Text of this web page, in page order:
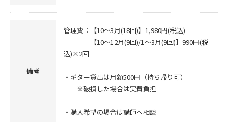
備考
管理費：【10～3月(18回)】1,980円(税込)
【10～12月(9回)/1～3月(9回)】990円(税
込)×2回
・ギター貸出は月額500円（持ち帰り可）
※破損した場合は実費負担
・購入希望の場合は講師へ相談